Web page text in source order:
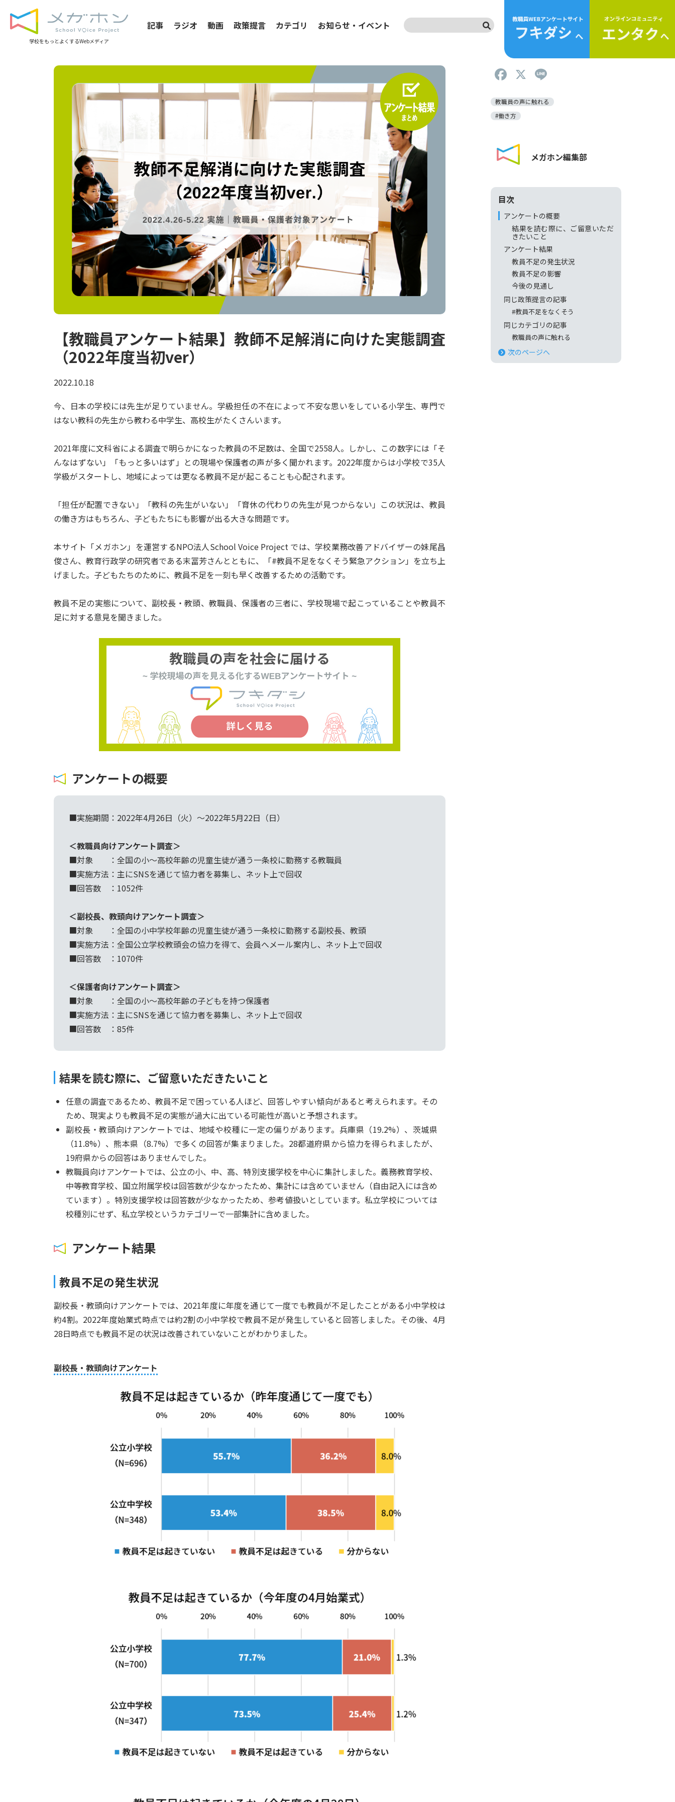
学校をもっとよくするWebメディア
記事 ラジオ 動画 政策提言 カテゴリ お知らせ ・ イベント 検索
【教職員アンケート結果】教師不足解消に向けた実態調査
（2022年度当初ver）
2022.10.18
今、日本の学校には先生が足りていません。学級担任の不在によって不安な思いをしている小学生、専門で
はない教科の先生から教わる中学生、高校生がたくさんいます。
2021年度に文科省による調査で明らかになった教員の不足数は、全国で2558人。しかし、この数字には「そ
んなはずない」「もっと多いはず」との現場や保護者の声が多く聞かれます。2022年度からは小学校で35人
学級がスタートし、地域によっては更なる教員不足が起こることも心配されます。
「担任が配置できない」「教科の先生がいない」「育休の代わりの先生が見つからない」この状況は、教員
の働き方はもちろん、子どもたちにも影響が出る大きな問題です。
本サイト「メガホン」を運営するNPO法人School Voice Project では、学校業務改善アドバイザーの妹尾昌
俊さん、教育行政学の研究者である末冨芳さんとともに、「#教員不足をなくそう緊急アクション」を立ち上
げました。子どもたちのために、教員不足を一刻も早く改善するための活動です。
教員不足の実態について、副校長・教頭、教職員、保護者の三者に、学校現場で起こっていることや教員不
足に対する意見を聞きました。
アンケートの概要
■実施期間：2022年4月26日（火）〜2022年5月22日（日）
＜教職員向けアンケート調査＞
■対象 ：全国の小〜高校年齢の児童生徒が通う一条校に勤務する教職員
■実施方法：主にSNSを通じて協力者を募集し、ネット上で回収
■回答数 ：1052件
＜副校長、教頭向けアンケート調査＞
■対象 ：全国の小中学校年齢の児童生徒が通う一条校に勤務する副校長、教頭
■実施方法：全国公立学校教頭会の協力を得て、会員へメール案内し、ネット上で回収
■回答数 ：1070件
＜保護者向けアンケート調査＞
■対象 ：全国の小〜高校年齢の子どもを持つ保護者
■実施方法：主にSNSを通じて協力者を募集し、ネット上で回収
■回答数 ：85件
結果を読む際に、ご留意いただきたいこと
任意の調査であるため、教員不足で困っている人ほど、回答しやすい傾向があると考えられます。その
ため、現実よりも教員不足の実態が過大に出ている可能性が高いと予想されます。
副校長・教頭向けアンケートでは、地域や校種に一定の偏りがあります。兵庫県（19.2%）、茨城県
（11.8%）、熊本県（8.7%）で多くの回答が集まりました。28都道府県から協力を得られましたが、
19府県からの回答はありませんでした。
教職員向けアンケートでは、公立の小、中、高、特別支援学校を中心に集計しました。義務教育学校、
中等教育学校、国立附属学校は回答数が少なかったため、集計には含めていません（自由記入には含め
ています）。特別支援学校は回答数が少なかったため、参考値扱いとしています。私立学校については
校種別にせず、私立学校というカテゴリーで一部集計に含めました。
アンケート結果
教員不足の発生状況
副校長・教頭向けアンケートでは、2021年度に年度を通じて一度でも教員が不足したことがある小中学校は
約4割。2022年度始業式時点では約2割の小中学校で教員不足が発生していると回答しました。その後、4月
28日時点でも教員不足の状況は改善されていないことがわかりました。
副校長・教頭向けアンケート
F
c
e
b
o
o
k
X
e
教職員の声に触れる
#働き方
メガホン編集部
目次
アンケートの概要
結果を読む際に、ご留意いただ
きたいこと
アンケート結果
教員不足の発生状況
教員不足の影響
今後の見通し
同じ政策提言の記事
#教員不足をなくそう
同じカテゴリの記事
教職員の声に触れる
次のページへ